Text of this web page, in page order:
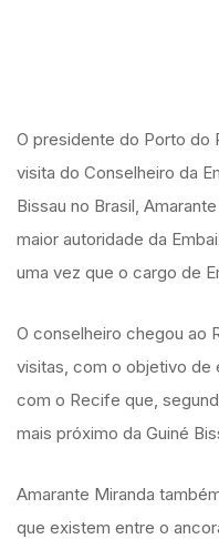
O presidente do Porto do
visita do Conselheiro da
Bissau no Brasil,
maior autoridade da
uma vez que o cargo de
O conselheiro chegou ao
visitas, com o objetivo de
com o Recife que,
mais próximo da Guiné
Amarante Miranda
que existem entre o